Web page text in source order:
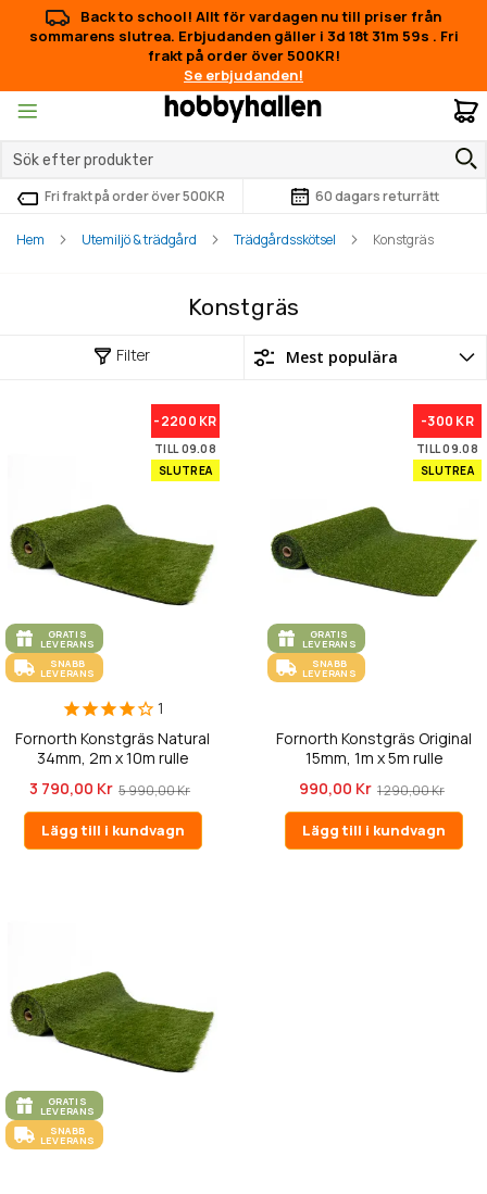
Back to school! Allt för vardagen nu till priser från
sommarens slutrea. Erbjudanden gäller i 3d 18t 31m 59s . Fri
frakt på order över 500KR!
Se erbjudanden!
Fri frakt på order över 500KR 60 dagars returrätt
Hem Utemiljö & trädgård Trädgårdsskötsel Konstgräs
Konstgräs
Filter
-2200 KR
TILL 09.08
SLUTREA
GRATIS
LEVERANS
SNABB
LEVERANS
1
Fornorth Konstgräs Natural
34mm, 2m x 10m rulle
3 790,00 Kr 5 990,00 Kr
Lägg till i kundvagn
-300 KR
TILL 09.08
SLUTREA
GRATIS
LEVERANS
SNABB
LEVERANS
Fornorth Konstgräs Original
15mm, 1m x 5m rulle
990,00 Kr 1 290,00 Kr
Lägg till i kundvagn
GRATIS
LEVERANS
SNABB
LEVERANS